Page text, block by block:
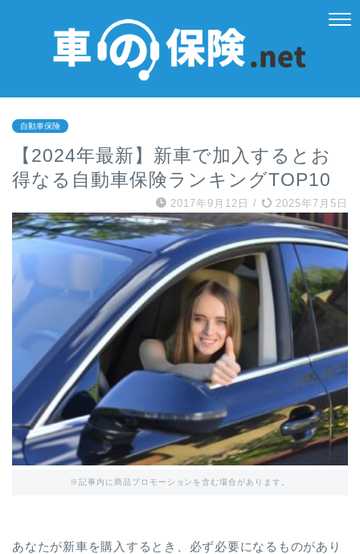
自動車保険
【2024年最新】新車で加入するとお
得なる自動車保険ランキングTOP10
2017年9月12日 / 2025年7月5日
※記事内に商品プロモーションを含む場合があります。
あなたが新車を購入するとき、必ず必要になるものがあり